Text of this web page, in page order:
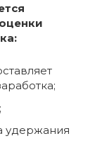
удержания